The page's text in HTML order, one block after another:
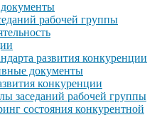
рабочей группы
развития конкуренции
документы
конкуренции
заседаний рабочей группы
состояния конкурентной